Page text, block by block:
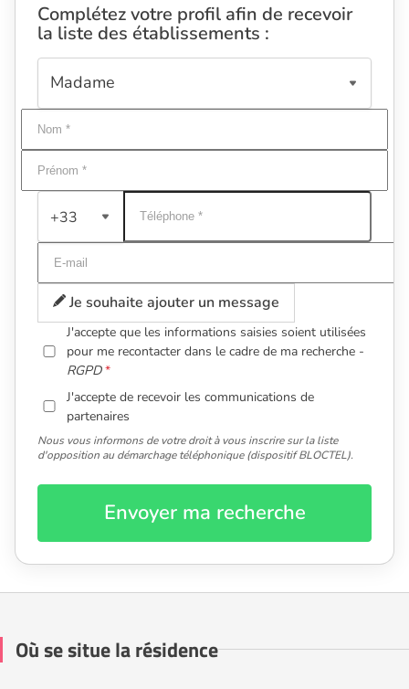
Complétez votre profil afin de recevoir
la liste des établissements :
+33
Je souhaite ajouter un message
J'accepte que les informations saisies soient utilisées
pour me recontacter dans le cadre de ma recherche -
RGPD
J'accepte de recevoir les communications de
partenaires
Nous vous informons de votre droit à vous inscrire sur la liste
d'opposition au démarchage téléphonique (dispositif BLOCTEL).
Envoyer ma recherche
Où se situe la résidence